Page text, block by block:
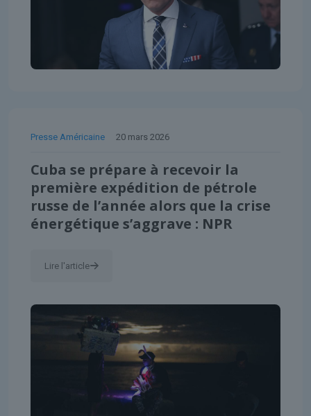
Presse Américaine 20 mars 2026
Cuba se prépare à recevoir la
première expédition de pétrole
russe de l’année alors que la crise
énergétique s’aggrave : NPR
Lire l'article